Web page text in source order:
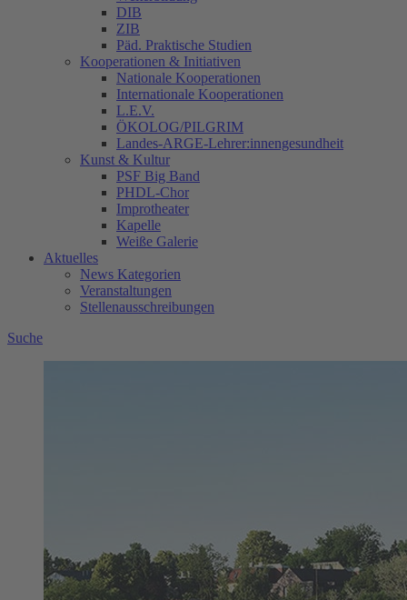
DIB
ZIB
Päd. Praktische Studien
Kooperationen & Initiativen
Nationale Kooperationen
Internationale Kooperationen
L.E.V.
ÖKOLOG/PILGRIM
Landes-ARGE-Lehrer:innengesundheit
Kunst & Kultur
PSF Big Band
PHDL-Chor
Improtheater
Kapelle
Weiße Galerie
Aktuelles
News Kategorien
Veranstaltungen
Stellenausschreibungen
Suche